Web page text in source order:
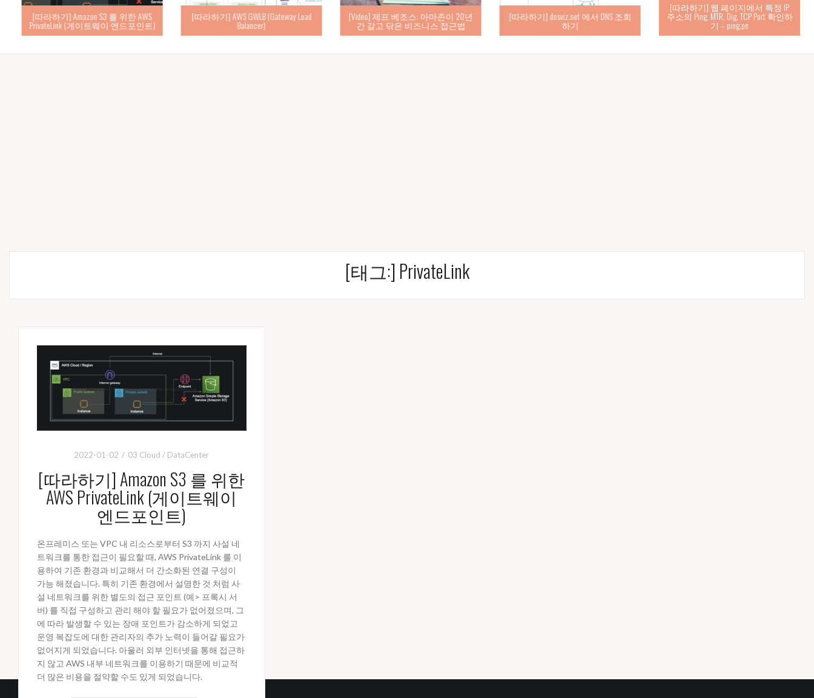
[따라하기] Amazon S3 를 위한 AWS
PrivateLink (게이트웨이 엔드포인트)
[따라하기] AWS GWLB (Gateway Load
Balancer)
[Video] 제프 베조스: 아마존이 20년
간 갈고 닦은 비즈니스 접근법
[따라하기] dnsviz.net 에서 DNS 조회
하기
[따라하기] 웹 페이지에서 특정 IP
주소의 Ping, MTR, Dig, TCP Port 확인하
기 – ping.pe
[태그:] PrivateLink
2022-01-02 03 Cloud / DataCenter
[따라하기] Amazon S3 를 위한
AWS PrivateLink (게이트웨이
엔드포인트)
온프레미스 또는 VPC 내 리소스로부터 S3 까지 사설 네
트워크를 통한 접근이 필요할 때, AWS PrivateLink 를 이
용하여 기존 환경과 비교해서 더 간소화된 연결 구성이
가능 해졌습니다. 특히 기존 환경에서 설명한 것 처럼 사
설 네트워크를 위한 별도의 접근 포인트 (예> 프록시 서
버) 를 직접 구성하고 관리 해야 할 필요가 없어졌으며, 그
에 따라 발생할 수 있는 장애 포인트가 감소하게 되었고
운영 복잡도에 대한 관리자의 추가 노력이 들어갈 필요가
없어지게 되었습니다. 아울러 외부 인터넷을 통해 접근하
지 않고 AWS 내부 네트워크를 이용하기 때문에 비교적
더 많은 비용을 절약할 수도 있게 되었습니다.